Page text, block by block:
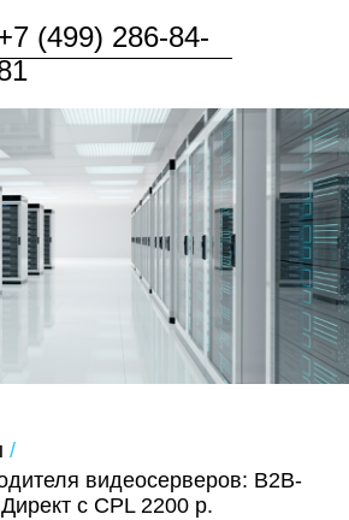
286-84-
/
видеосерверов: B2B-
с CPL 2200 р.